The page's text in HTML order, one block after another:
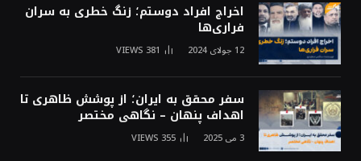
اخراج افراد دوستم؛ زنگ خطری به سران
فراری‌ها
12 جولای 2024 381
VIEWS
سفر محقق به ایران؛ از پوشش ظاهری تا
اهداف پنهان – نگاهی مختصر
3 می 2025 355
VIEWS